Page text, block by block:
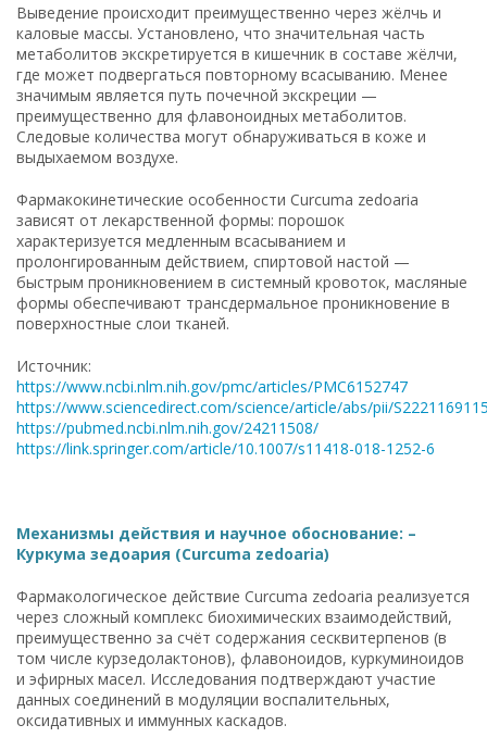
Выведение происходит преимущественно через жёлчь и
каловые массы. Установлено, что значительная часть
метаболитов экскретируется в кишечник в составе жёлчи,
где может подвергаться повторному всасыванию. Менее
значимым является путь почечной экскреции —
преимущественно для флавоноидных метаболитов.
Следовые количества могут обнаруживаться в коже и
выдыхаемом воздухе.
Фармакокинетические особенности Curcuma zedoaria
зависят от лекарственной формы: порошок
характеризуется медленным всасыванием и
пролонгированным действием, спиртовой настой —
быстрым проникновением в системный кровоток, масляные
формы обеспечивают трансдермальное проникновение в
поверхностные слои тканей.
Источник:
https://www.ncbi.nlm.nih.gov/pmc/articles/PMC6152747
https://www.sciencedirect.com/science/article/abs/pii/
https://pubmed.ncbi.nlm.nih.gov/24211508/
https://link.springer.com/article/10.1007/s11418-018-1252-6
Механизмы действия и научное обоснование: –
Куркума зедоария (Curcuma zedoaria)
Фармакологическое действие Curcuma zedoaria реализуется
через сложный комплекс биохимических взаимодействий,
преимущественно за счёт содержания сесквитерпенов (в
том числе курзедолактонов), флавоноидов, куркуминоидов
и эфирных масел. Исследования подтверждают участие
данных соединений в модуляции воспалительных,
оксидативных и иммунных каскадов.